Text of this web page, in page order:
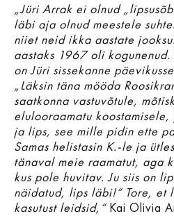
„Jüri Arrak ei olnud
läbi aja olnud meestele
niiet neid ikka aastate
aastaks 1967 oli
on Jüri sissekanne
„Läksin täna mööda
saatkonna vastuvõtule,
elulooraamatu koostamisele,
ja lips, see mille pidin ette
Samas helistasin K.-le ja
tänaval meie raamatut, aga
kus pole huvitav. Ju siis on
näidatud, lips läbi!“ Tore, et
kasutust leidsid,“Kai Olivia